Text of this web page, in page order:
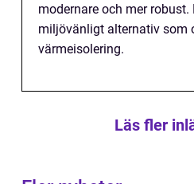
modernare och mer
miljövänligt alternativ som
värmeisolering.
Läs fler